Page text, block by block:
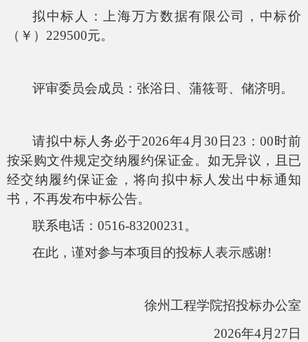
拟中标人：上海万方数据有限公司，中标价
（￥） 229500元。
评审委员会成员： 张浴日 、 蒲筱哥、 储济明 。
请拟中标人务必于2026年4 月 30 日 23：00时前
按采购文件规定交纳履约保证金。如无异议，且已
经交纳履约保证金，将向拟中标人发出中标通知
书，不再发布中标公告。
联系电话： 0516-83200231。
在此，谨对参与本项目的投标人表示感谢!
徐州工程学院招投标办公室
2026年4月 27 日